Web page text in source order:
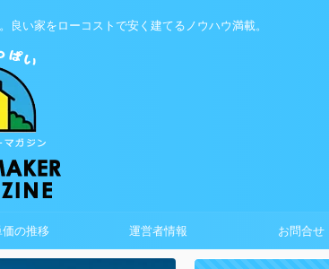
い家をローコストで安く建てるノウハウ満載。
価の推移 運営者情報 お問合せ